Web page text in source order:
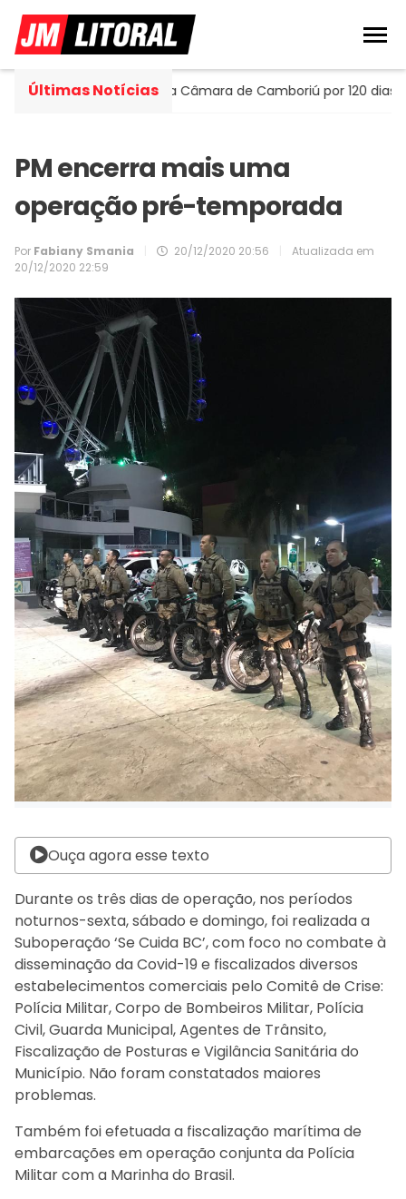
Últimas Notícias
cadeira na Câmara de Camboriú por 120 dias
PM encerra mais uma
operação pré-temporada
Por Fabiany Smania 20/12/2020 20:56
Atualizada em
20/12/2020 22:59
Ouça agora esse texto
Durante os três dias de operação, nos períodos
noturnos-sexta, sábado e domingo, foi realizada a
Suboperação ‘Se Cuida BC’, com foco no combate à
disseminação da Covid-19 e fiscalizados diversos
estabelecimentos comerciais pelo Comitê de Crise:
Polícia Militar, Corpo de Bombeiros Militar, Polícia
Civil, Guarda Municipal, Agentes de Trânsito,
Fiscalização de Posturas e Vigilância Sanitária do
Município. Não foram constatados maiores
problemas.
Também foi efetuada a fiscalização marítima de
embarcações em operação conjunta da Polícia
Militar com a Marinha do Brasil.